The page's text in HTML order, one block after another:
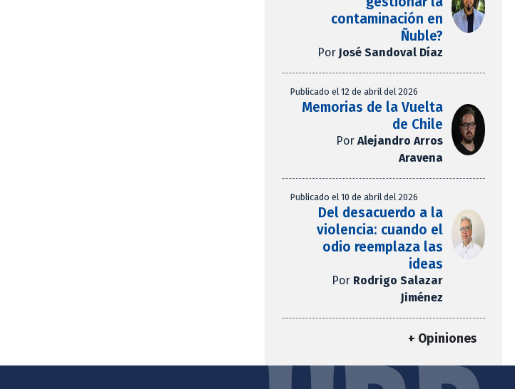
contaminación en
Ñuble?
Por José Sandoval Díaz
Publicado el 12 de abril del 2026
Memorias de la Vuelta
de Chile
Por Alejandro Arros
Aravena
Publicado el 10 de abril del 2026
Del desacuerdo a la
violencia: cuando el
odio reemplaza las
ideas
Por Rodrigo Salazar
Jiménez
+ Opiniones